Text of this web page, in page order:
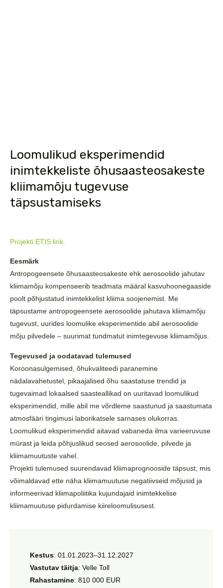
Loomulikud eksperimendid
inimtekkeliste õhusaasteosakeste
kliimamõju tugevuse
täpsustamiseks
Projekti ETIS link.
Eesmärk
Antropogeensete õhusaasteosakeste ehk aerosoolide jahutav
kliimamõju kompenseerib teadmata määral kasvuhoonegaaside
poolt põhjustatud inimtekkelist kliima soojenemist. Me
täpsustame antropogeensete aerosoolide jahutava kliimamõju
tugevust, uurides loomulike eksperimentide abil aerosoolide
mõju pilvedele – suurimat tundmatut inimtegevuse kliimamõjus.
Tegevused ja oodatavad tulemused
Koroonasulgemised, õhukvaliteedi paranemine
nädalavahetustel, pikaajalised õhu saastatuse trendid ja
tugevaimad lokaalsed saasteallikad on uuritavad loomulikud
eksperimendid, mille abil me võrdleme saastunud ja saastumata
atmosfääri tingimusi laborikatsele sarnases olukorras.
Loomulikud eksperimendid aitavad vabaneda ilma varieeruvuse
mürast ja leida põhjuslikud seosed aerosoolide, pilvede ja
kliimamuutuste vahel.
Projekti tulemused suurendavad kliimaprognooside täpsust, mis
võimaldavad ette näha kliimamuutuse negatiivseid mõjusid ja
informeerivad kliimapoliitika kujundajaid inimtekkelise
kliimamuutuse pidurdamise kiireloomulisusest.
Kestus: 01.01.2023–31.12.2027
Vastutav täitja: Velle Toll
Rahastamine: 810 000 EUR